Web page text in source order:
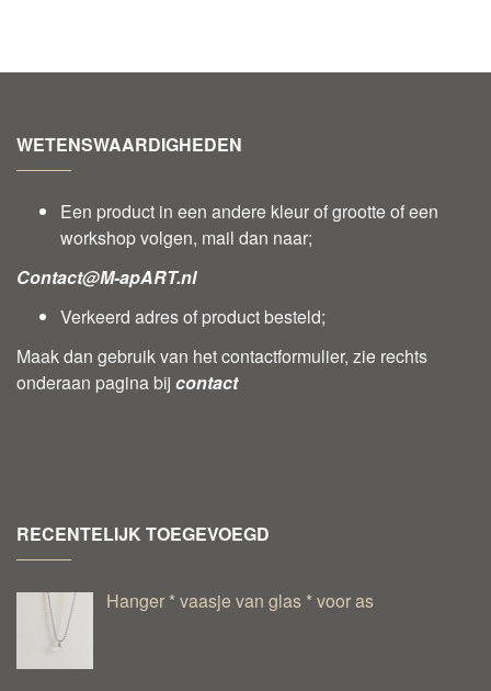
WETENSWAARDIGHEDEN
Een product in een andere kleur of grootte of een
workshop volgen, mail dan naar;
Contact@M-apART.nl
Verkeerd adres of product besteld;
Maak dan gebruik van het contactformulier, zie rechts
onderaan pagina bij contact
RECENTELIJK TOEGEVOEGD
Hanger * vaasje van glas * voor as